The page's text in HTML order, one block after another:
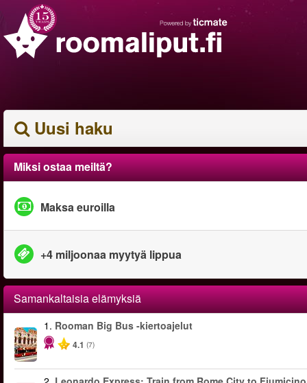
Uusi haku
Miksi ostaa meiltä?
Maksa euroilla
+4 miljoonaa myytyä lippua
Samankaltaisia elämyksiä
1. Rooman Big Bus -kiertoajelut
4.1 (7)